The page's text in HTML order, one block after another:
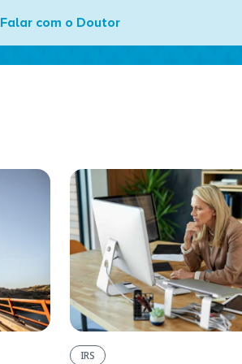
Falar com o Doutor
IRS